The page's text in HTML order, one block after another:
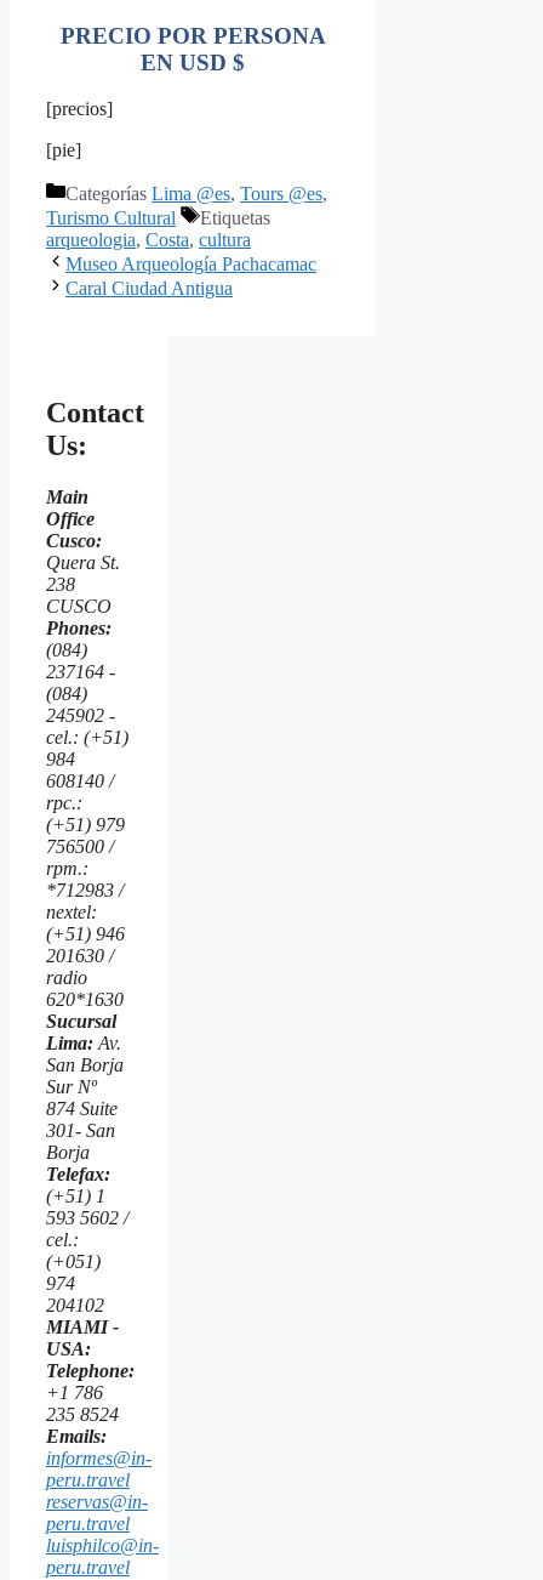
PRECIO POR PERSONA
EN USD $
[precios]
[pie]
Categorías Lima @es, Tours @es,
Turismo Cultural
Etiquetas
arqueologia, Costa, cultura
Museo Arqueología Pachacamac
Caral Ciudad Antigua
Contact
Us:
Main
Office
Cusco:
Quera St.
238
CUSCO
Phones:
(084)
237164 -
(084)
245902 -
cel.: (+51)
984
608140 /
rpc.:
(+51) 979
756500 /
rpm.:
*712983 /
nextel:
(+51) 946
201630 /
radio
620*1630
Sucursal
Lima: Av.
San Borja
Sur Nº
874 Suite
301- San
Borja
Telefax:
(+51) 1
593 5602 /
cel.:
(+051)
974
204102
MIAMI -
USA:
Telephone:
+1 786
235 8524
Emails:
informes@in-
peru.travel
reservas@in-
peru.travel
luisphilco@in-
peru.travel